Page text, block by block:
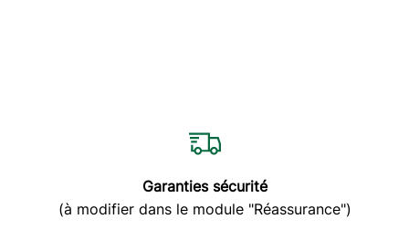
Garanties sécurité
(à modifier dans le module "Réassurance")